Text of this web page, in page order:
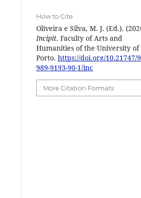
How to Cite
Oliveira e Silva, M. J. (Ed.).
Incipit. Faculty of Arts and
Humanities of the University of
Porto. https://doi.org/10.21747/
989-9193-90-1/inc
More Citation Formats